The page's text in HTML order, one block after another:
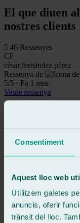
Consentiment
Aquest lloc web
Utilitzem galetes
anuncis, oferir
trànsit del lloc.
El que diuen
nostres clients
5 46 Ressenyes
CF
césar fernández pèrez
Ressenya de
5/5 · Fa 1 mes
Veure ressenya
Buena atención y
salvar la pegatina de la
Ressenya de
/5· Fa 5 mesos
Veure ressenya
Todo muy bien, rápido